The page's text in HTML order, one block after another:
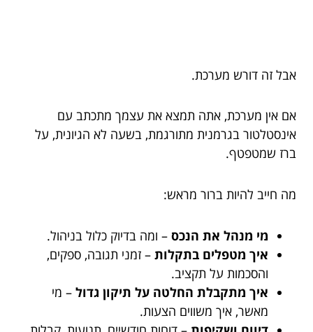
אבל זה דורש מערכת.
אם אין מערכת, אתה תמצא את עצמך מתכתב עם
אינסטלטור בגרמנית מתורגמת, בשעה לא הגיונית, על
ברז שמטפטף.
מה חייב להיות ברור מראש:
מי מנהל את הנכס – ומה בדיוק כלול בניהול.
איך מטפלים בתקלות – זמני תגובה, ספקים,
והסכמות על תקציב.
איך מתקבלת החלטה על תיקון גדול – מי
מאשר, איך משווים הצעות.